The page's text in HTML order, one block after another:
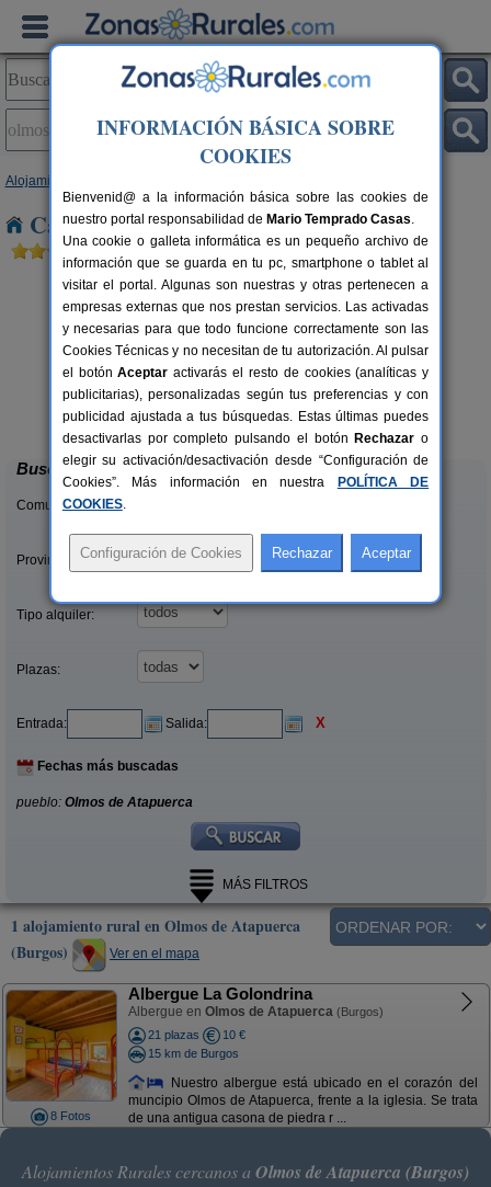
Alojamientos
Casas Rurales en Olmos de Atapuerca
8-10+1 pers.
desde47 €
Casa Rural El Tirabeque
Ruyales del Agua (Burgos)
Buscar
Comunidades:
Provincias/Islas:
Tipo alquiler:
Plazas:
Entrada: Salida: X
Fechas más buscadas
pueblo: Olmos de Atapuerca
MÁS FILTROS
1 alojamiento rural en Olmos de Atapuerca
(Burgos)
Ver en el mapa
8 Fotos
Albergue La Golondrina
Albergue en Olmos de Atapuerca (Burgos)
21 plazas
10 €
15 km de Burgos
Nuestro albergue está ubicado en el corazón del
muncipio Olmos de Atapuerca, frente a la iglesia. Se trata
de una antigua casona de piedra r ...
Alojamientos Rurales cercanos a Olmos de Atapuerca (Burgos)
INFORMACIÓN BÁSICA SOBRE
COOKIES
Bienvenid@ a la información básica sobre las cookies de
nuestro portal responsabilidad de Mario Temprado Casas.
Una cookie o galleta informática es un pequeño archivo de
información que se guarda en tu pc, smartphone o tablet al
visitar el portal. Algunas son nuestras y otras pertenecen a
empresas externas que nos prestan servicios. Las activadas
y necesarias para que todo funcione correctamente son las
Cookies Técnicas y no necesitan de tu autorización. Al pulsar
el botónAceptar activarás el resto de cookies (analíticas y
publicitarias), personalizadas según tus preferencias y con
publicidad ajustada a tus búsquedas. Estas últimas puedes
desactivarlas por completo pulsando el botón Rechazar o
elegir su activación/desactivación desde “Configuración de
Cookies”. Más información en nuestra
POLÍTICA DE
COOKIES.